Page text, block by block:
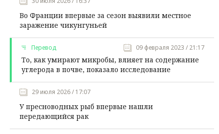
Во Франции впервые за сезон выявили местное
заражение чикунгуньей
Перевод 09 февраля 2023 / 21:17
То, как умирают микробы, влияет на содержание
углерода в почве, показало исследование
29 июля 2026 / 17:07
У пресноводных рыб впервые нашли
передающийся рак